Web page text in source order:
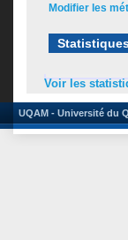
Modifier les
Voir les
UQAM - Université du